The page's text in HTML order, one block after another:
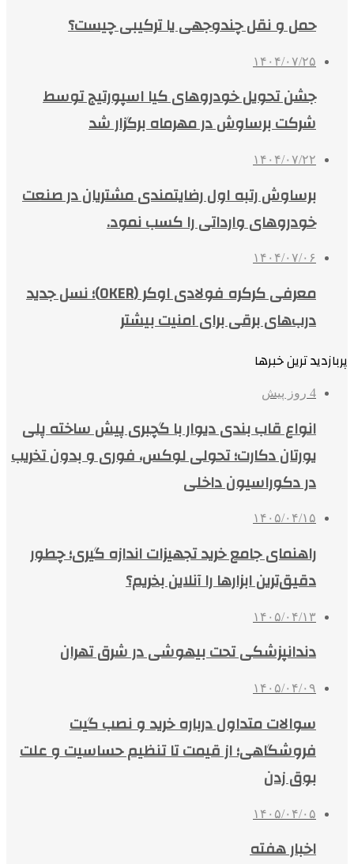
حمل و نقل چندوجهی یا ترکیبی چیست؟
۱۴۰۴/۰۷/۲۵
جشن تحویل خودروهای کیا اسپورتیج توسط
شرکت برساوش در مهرماه برگزار شد
۱۴۰۴/۰۷/۲۲
برساوش رتبه اول رضایتمندی مشتریان در صنعت
خودروهای وارداتی را کسب نمود.
۱۴۰۴/۰۷/۰۶
معرفی کرکره فولادی اوکر (OKER)؛ نسل جدید
درب‌های برقی برای امنیت بیشتر
پربازدید ترین خبرها
4 روز پیش
انواع قاب بندی دیوار با گچبری پیش ساخته پلی
یورتان دکارت؛ تحولی لوکس، فوری و بدون تخریب
در دکوراسیون داخلی
۱۴۰۵/۰۴/۱۵
راهنمای جامع خرید تجهیزات اندازه گیری؛ چطور
دقیق‌ترین ابزارها را آنلاین بخریم؟
۱۴۰۵/۰۴/۱۳
دندانپزشکی تحت بیهوشی در شرق تهران
۱۴۰۵/۰۴/۰۹
سوالات متداول درباره خرید و نصب گیت
فروشگاهی؛ از قیمت تا تنظیم حساسیت و علت
بوق زدن
۱۴۰۵/۰۴/۰۵
اخبار هفته